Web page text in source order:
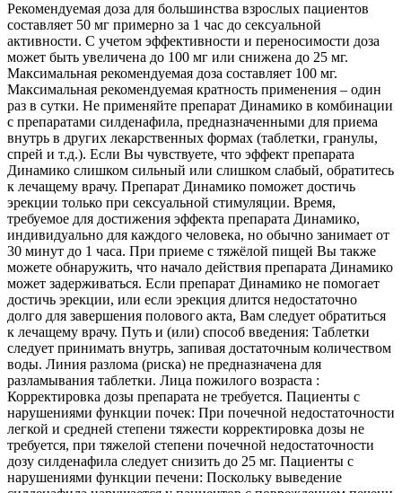
Рекомендуемая доза для большинства взрослых пациентов
составляет 50 мг примерно за 1 час до сексуальной
активности. С учетом эффективности и переносимости доза
может быть увеличена до 100 мг или снижена до 25 мг.
Максимальная рекомендуемая доза составляет 100 мг.
Максимальная рекомендуемая кратность применения – один
раз в сутки. Не применяйте препарат Динамико в комбинации
с препаратами силденафила, предназначенными для приема
внутрь в других лекарственных формах (таблетки, гранулы,
спрей и т.д.). Если Вы чувствуете, что эффект препарата
Динамико слишком сильный или слишком слабый, обратитесь
к лечащему врачу. Препарат Динамико поможет достичь
эрекции только при сексуальной стимуляции. Время,
требуемое для достижения эффекта препарата Динамико,
индивидуально для каждого человека, но обычно занимает от
30 минут до 1 часа. При приеме с тяжёлой пищей Вы также
можете обнаружить, что начало действия препарата Динамико
может задерживаться. Если препарат Динамико не помогает
достичь эрекции, или если эрекция длится недостаточно
долго для завершения полового акта, Вам следует обратиться
к лечащему врачу. Путь и (или) способ введения: Таблетки
следует принимать внутрь, запивая достаточным количеством
воды. Линия разлома (риска) не предназначена для
разламывания таблетки. Лица пожилого возраста :
Корректировка дозы препарата не требуется. Пациенты с
нарушениями функции почек: При почечной недостаточности
легкой и средней степени тяжести корректировка дозы не
требуется, при тяжелой степени почечной недостаточности
дозу силденафила следует снизить до 25 мг. Пациенты с
нарушениями функции печени: Поскольку выведение